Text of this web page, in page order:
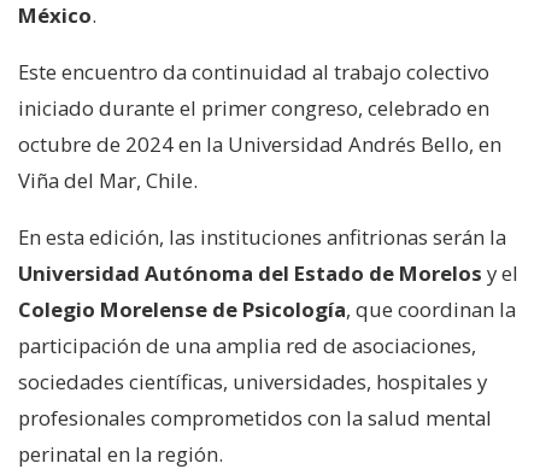
México.
Este encuentro da continuidad al trabajo colectivo
iniciado durante el primer congreso, celebrado en
octubre de 2024 en la Universidad Andrés Bello, en
Viña del Mar, Chile.
En esta edición, las instituciones anfitrionas serán la
Universidad Autónoma del Estado de Morelos y el
Colegio Morelense de Psicología, que coordinan la
participación de una amplia red de asociaciones,
sociedades científicas, universidades, hospitales y
profesionales comprometidos con la salud mental
perinatal en la región.